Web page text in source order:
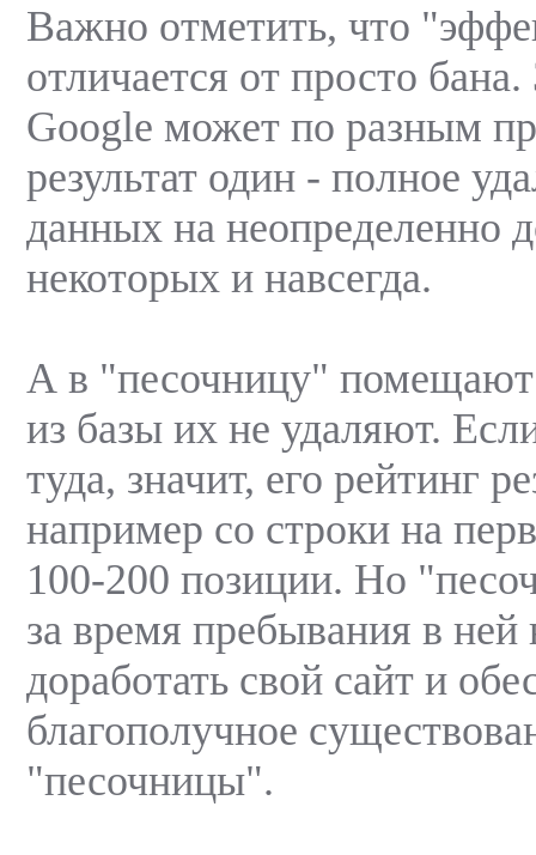
Важно отметить, что
отличается от просто
Google может по разным
результат один - полное
данных на неопределенно
некоторых и навсегда.
А в "песочницу"
из базы их не удаляют.
туда, значит, его рейтинг
например со строки на
100-200 позиции. Но
за время пребывания в
доработать свой сайт и
благополучное
"песочницы".